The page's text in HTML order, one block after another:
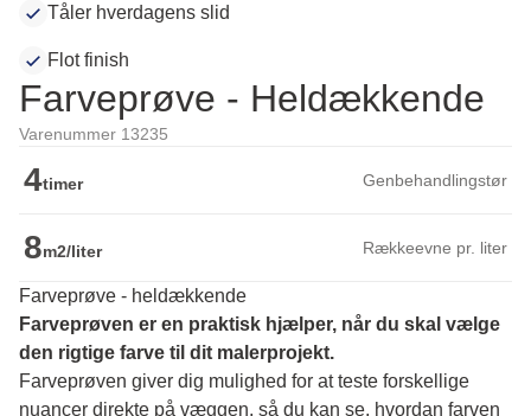
Tåler hverdagens slid
Flot finish
Farveprøve - Heldækkende
Varenummer 13235
4timer Genbehandlingstør
8m2/liter Rækkeevne pr. liter
Farveprøve - heldækkende
Farveprøven er en praktisk hjælper, når du skal vælge
den rigtige farve til dit malerprojekt.
Farveprøven giver dig mulighed for at teste forskellige
nuancer direkte på væggen, så du kan se, hvordan farven